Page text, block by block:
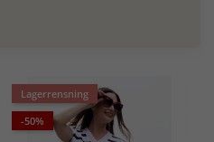
Lagerrensning
-50%